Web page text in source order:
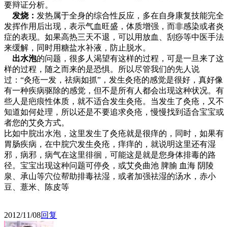
要辩证分析。
发烧： 发热属于全身的综合性反应，多在自身康复技能完全
发挥作用后出现，表示气血旺盛，体质增强，而非感染或者炎
症的表现。如果高热三天不退，可以用放血、刮痧等中医手法
来缓解，同时用糖盐水补液，防止脱水。
出水泡的问题，很多人渴望有这样的过程，可是一旦来了这
样的过程，随之而来的是恐惧。所以尽管我们的先人说
过：“灸疮一发，祛病如抓”，发生灸疮的感觉是很好，真好像
有一种疾病驱除的感觉，但不是所有人都会出现这种状况。有
些人是疤痕性体质，就不适合发生灸疮。当发生了灸疮，又不
知道如何处理，所以还是不要追求灸疮，慢慢找到适合宝宝或
者您的艾灸方式。
比如中脘出水泡，这里发生了灸疮就是很痒的，同时，如果有
胃肠疾病，在中脘穴发生灸疮，痒痒的，就说明这里还有湿
邪，病邪，病气在这里徘徊，可能这是就是您身体排毒的路
径。宝宝出现这种问题可停灸，或艾灸曲池 脾腧 血海 阴陵
泉、承山等穴位帮助排毒祛湿，或者加强祛湿的汤水，赤小
豆、薏米、陈皮等
2012/11/08回复